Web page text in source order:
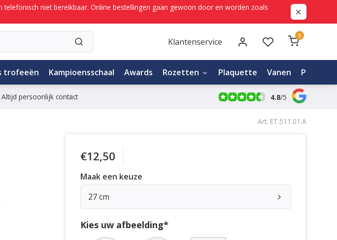
niet bereikbaar. Online bestellingen gaan gewoon door en worden zoals
Klantenservice
0
trofeeën Kampioensschaal Awards Rozetten Plaquette Vanen
Altijd persoonlijk contact 4.8/5
Art: ET.511.01.A
€12,50
Maak een keuze
27 cm
Kies uw afbeelding*